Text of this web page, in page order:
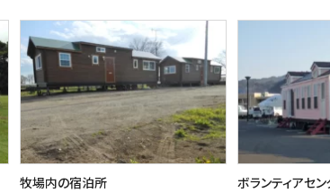
牧場内の宿泊所
ボランティアセン